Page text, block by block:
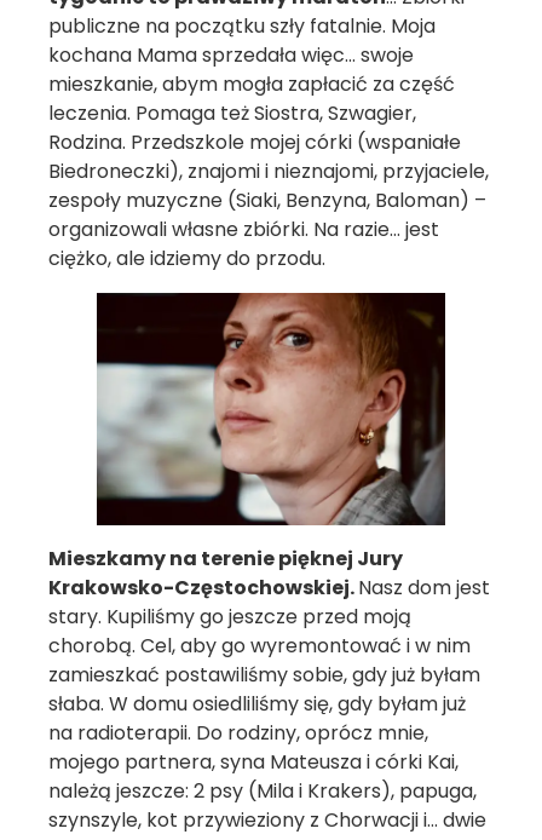
publiczne na początku szły fatalnie. Moja
kochana Mama sprzedała więc… swoje
mieszkanie, abym mogła zapłacić za część
leczenia. Pomaga też Siostra, Szwagier,
Rodzina. Przedszkole mojej córki (wspaniałe
Biedroneczki), znajomi i nieznajomi, przyjaciele,
zespoły muzyczne (Siaki, Benzyna, Baloman) –
organizowali własne zbiórki. Na razie… jest
ciężko, ale idziemy do przodu.
Mieszkamy na terenie pięknej Jury
Krakowsko-Częstochowskiej.Nasz dom jest
stary. Kupiliśmy go jeszcze przed moją
chorobą. Cel, aby go wyremontować i w nim
zamieszkać postawiliśmy sobie, gdy już byłam
słaba. W domu osiedliliśmy się, gdy byłam już
na radioterapii. Do rodziny, oprócz mnie,
mojego partnera, syna Mateusza i córki Kai,
należą jeszcze: 2 psy (Mila i Krakers), papuga,
szynszyle, kot przywieziony z Chorwacji i… dwie